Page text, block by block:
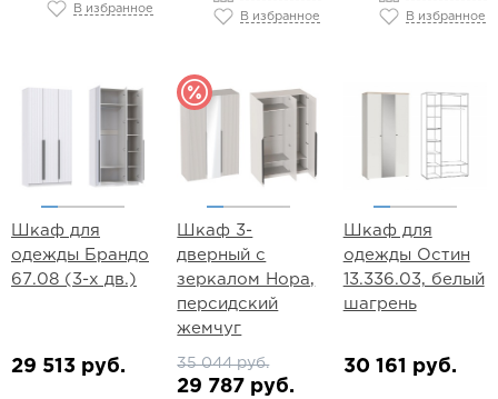
В избранное
В избранное В избранное
Шкаф для
одежды Брандо
67.08 (3-х дв.)
29 513 руб.
Шкаф 3-
дверный с
зеркалом Нора,
персидский
жемчуг
35 044 руб.
29 787 руб.
Шкаф для
одежды Остин
13.336.03, белый
шагрень
30 161 руб.